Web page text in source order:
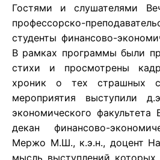
Гостями и слушателями
профессорско-
студенты финансово-
В рамках программы были
стихи и просмотрены
хроник о тех страшных
мероприятия выступили
экономического факультета
декан финансово-
Мержо М.Ш., к.э.н., доцент